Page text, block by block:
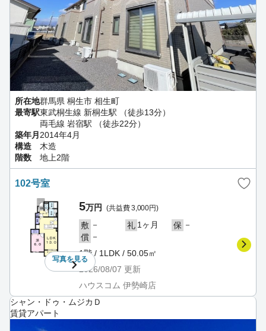
所在地群馬県 桐生市 相生町
最寄駅東武桐生線 新桐生駅 （徒歩13分）
両毛線 岩宿駅 （徒歩22分）
築年月 2014年4月
構造
木造
階数
地上2階
102号室
写真を見る
5万円 (共益費 3,000円)
敷 － 礼 1ヶ月 保 －
償 －
1階 / 1LDK / 50.05㎡
2026/08/07 更新
ハウスコム 伊勢崎店
シャン・ドゥ・ムジカＤ
賃貸アパート